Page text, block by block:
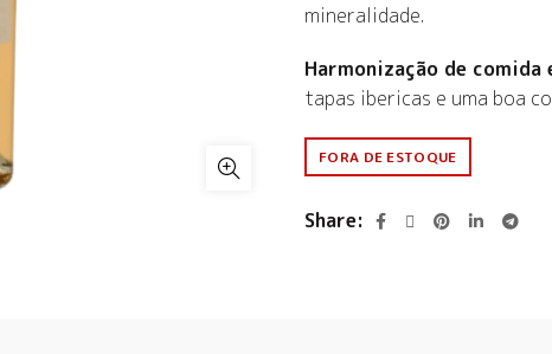
mineralidade.
Harmonização de comida
tapas ibericas e uma boa
FORA DE ESTOQUE
Share